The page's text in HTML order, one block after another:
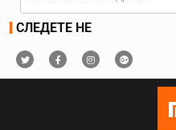
СЛЕДЕТЕ НЕ